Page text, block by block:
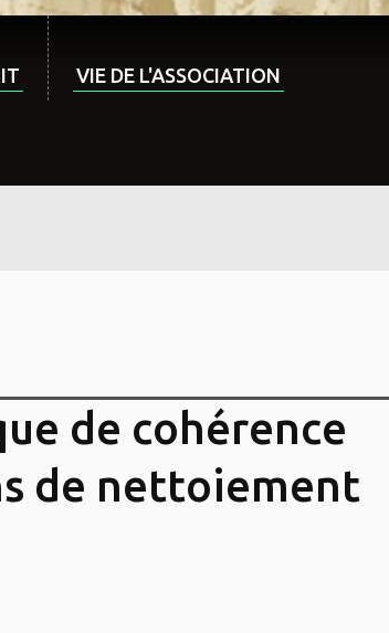
VIE DE L'ASSOCIATION
de cohérence
de nettoiement